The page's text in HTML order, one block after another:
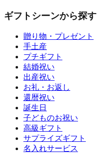
ギフトシーンから探す
贈り物・プレゼント
手土産
プチギフト
結婚祝い
出産祝い
お礼・お返し
還暦祝い
誕生日
子どものお祝い
高級ギフト
サプライズギフト
名入れサービス